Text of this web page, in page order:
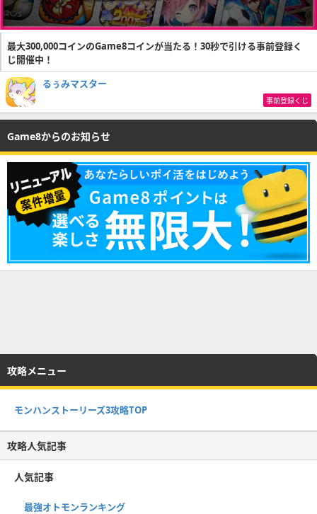
最大300,000コインのGame8コインが当たる！30秒で引ける事前登録く
じ開催中！
るぅみマスター
事前登録くじ
Game8からのお知らせ
攻略メニュー
モンハンストーリーズ3攻略TOP
攻略人気記事
人気記事
最強オトモンランキング